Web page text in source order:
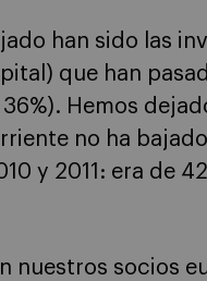
han sido las
que han
Hemos
no ha
y 2011: era de
nuestros socios